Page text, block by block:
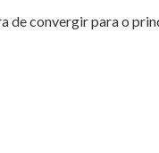
de convergir para o